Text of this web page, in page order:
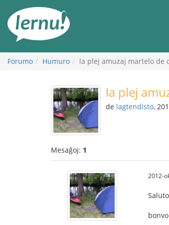
enhavo
Forumo Humuro la plej amuzaj martelo de
la plej
de lagtendisto,
Mesaĝoj: 1
2012-